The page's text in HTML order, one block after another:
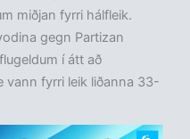
miðjan fyrri hálfleik.
gegn Partizan
í átt að
vann fyrri leik liðanna 33-